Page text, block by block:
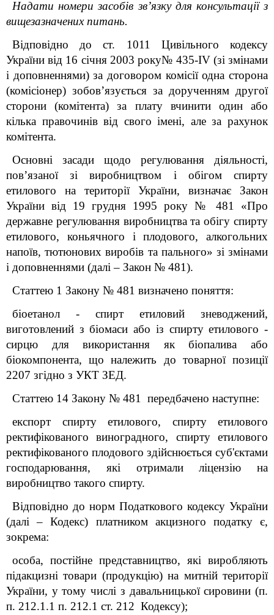
Надати номери засобів зв’язку для консультації з
вищезазначених питань.
Відповідно до ст. 1011 Цивільного кодексу
України від 16 січня 2003 року№ 435-IV (зі змінами
і доповненнями) за договором комісії одна сторона
(комісіонер) зобов’язується за дорученням другої
сторони (комітента) за плату вчинити один або
кілька правочинів від свого імені, але за рахунок
комітента.
Основні засади щодо регулювання діяльності,
пов’язаної зі виробництвом і обігом спирту
етилового на території України, визначає Закон
України від 19 грудня 1995 року № 481 «Про
державне регулювання виробництва та обігу спирту
етилового, коньячного і плодового, алкогольних
напоїв, тютюнових виробів та пального» зі змінами
і доповненнями (далі – Закон № 481).
Статтею 1 Закону № 481 визначено поняття:
біоетанол - спирт етиловий зневоджений,
виготовлений з біомаси або із спирту етилового -
сирцю для використання як біопалива або
біокомпонента, що належить до товарної позиції
2207 згідно з УКТ ЗЕД.
Статтею 14 Закону № 481 передбачено наступне:
експорт спирту етилового, спирту етилового
ректифікованого виноградного, спирту етилового
ректифікованого плодового здійснюється суб'єктами
господарювання, які отримали ліцензію на
виробництво такого спирту.
Відповідно до норм Податкового кодексу України
(далі – Кодекс) платником акцизного податку є,
зокрема:
особа, постійне представництво, які виробляють
підакцизні товари (продукцію) на митній території
України, у тому числі з давальницької сировини (п.
п. 212.1.1 п. 212.1 ст. 212 Кодексу);